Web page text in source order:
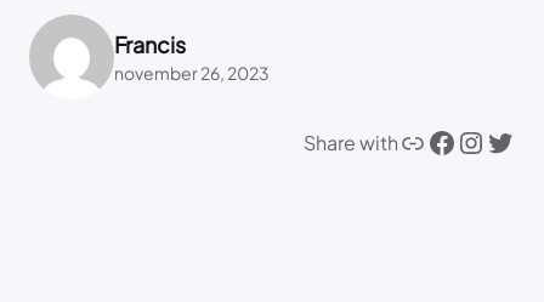
Francis
november 26, 2023
Share withLink Facebook Instagram Twitter